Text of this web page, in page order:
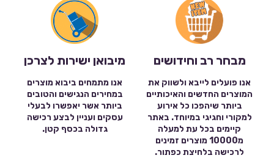
מבחר רב וחידושים
אנו פועלים לייבא ולשווק את
המוצרים החדשים והאיכותיים
ביותר שיהפכו כל אירוע
למקורי וחגיגי במיוחד. באתר
קיימים בכל עת למעלה
מ10000 מוצרים זמינים
לרכישה בלחיצת כפתור.
מיבואן ישירות לצרכן
אנו מתמחים ביבוא מוצרים
במחירים הנגישים והטובים
ביותר אשר יאפשרו לבעלי
עסקים ועניין לבצע רכישה
גדולה בכסף קטן.